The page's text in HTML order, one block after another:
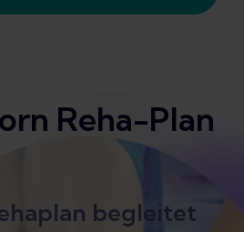
Reha-Plan
begleitet